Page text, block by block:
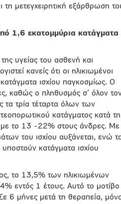
τη μετεγχειρητική εξάρθρωση
1,6 εκατομμύρια κατάγματα
υγείας του ασθενή και
κανείς ότι οι ηλικιωμένοι
ισχίου παγκοσμίως. Ο
καθώς ο πληθυσμός σ’ όλον
τα τρία τέταρτα όλων των
κατάγματος κατά τη
με το 13 -22% στους άνδρες. Με
του ισχίου αυξάνεται, ενώ
κατάγματα ισχίου
το 13,5% των ηλικιωμένων
εντός 1 έτους. Αυτό το μοτίβο
6 μήνες μετά τη θεραπεία,